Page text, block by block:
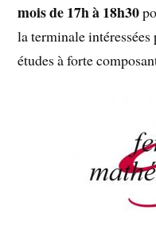
mois de 17h à 18h30
la terminale intéressées
études à forte